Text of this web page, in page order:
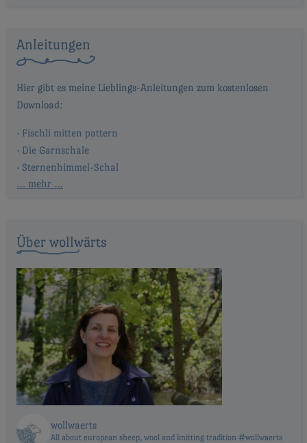
Anleitungen
Fischli mitten pattern
Die Garnschale
Sternenhimmel-Schal
… mehr …
Über wollwärts
wollwaerts
All about european sheep, wool and knitting tradition #wollwaerts